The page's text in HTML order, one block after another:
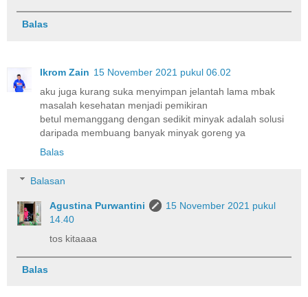
Balas
Ikrom Zain 15 November 2021 pukul 06.02
aku juga kurang suka menyimpan jelantah lama mbak
masalah kesehatan menjadi pemikiran
betul memanggang dengan sedikit minyak adalah solusi
daripada membuang banyak minyak goreng ya
Balas
Balasan
Agustina Purwantini
15 November 2021 pukul
14.40
tos kitaaaa
Balas